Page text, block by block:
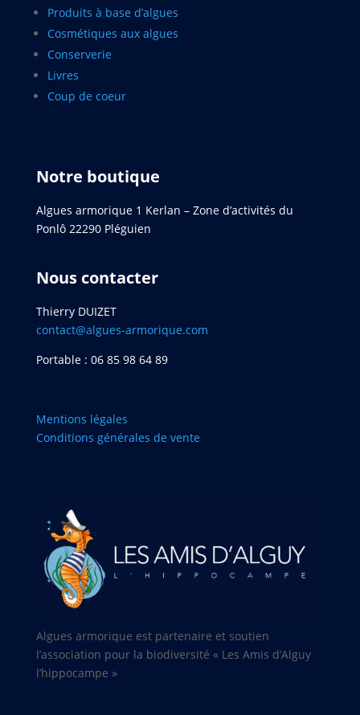
Produits à base d’algues
Cosmétiques aux algues
Conserverie
Livres
Coup de coeur
Notre boutique
Algues armorique 1 Kerlan – Zone d’activités du
Ponlô 22290 Pléguien
Nous contacter
Thierry DUIZET
contact@algues-armorique.com
Portable : 06 85 98 64 89
Mentions légales
Conditions générales de vente
Algues armorique est partenaire et soutien
l’association pour la biodiversité « Les Amis d’Alguy
l’hippocampe »